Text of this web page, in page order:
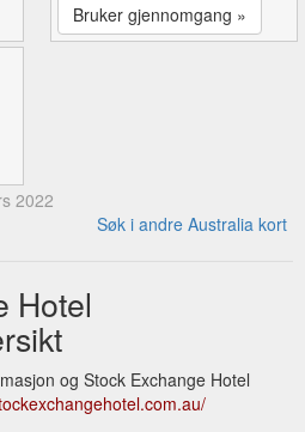
Bruker gjennomgang »
2022
Søk i andre Australia kort
Hotel
og Stock Exchange Hotel